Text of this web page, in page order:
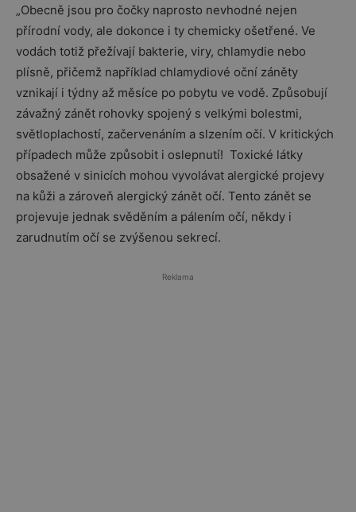
„Obecně jsou pro čočky naprosto nevhodné nejen
přírodní vody, ale dokonce i ty chemicky ošetřené. Ve
vodách totiž přežívají bakterie, viry, chlamydie nebo
plísně, přičemž například chlamydiové oční záněty
vznikají i týdny až měsíce po pobytu ve vodě. Způsobují
závažný zánět rohovky spojený s velkými bolestmi,
světloplachostí, začervenáním a slzením očí. V kritických
případech může způsobit i oslepnutí! Toxické látky
obsažené v sinicích mohou vyvolávat alergické projevy
na kůži a zároveň alergický zánět očí. Tento zánět se
projevuje jednak svěděním a pálením očí, někdy i
zarudnutím očí se zvýšenou sekrecí.
Reklama